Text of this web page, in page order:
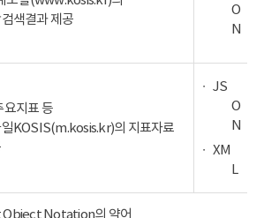
색결과 제공
O
N
요지표 등
KOSIS(m.kosis.kr)의 지표자료
JS
O
N
XM
L
Object Notation의 약어